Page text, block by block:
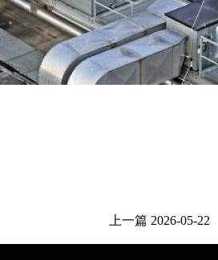
上一篇 2026-05-22